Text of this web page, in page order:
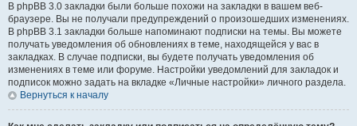
В phpBB 3.0 закладки были больше похожи на закладки в вашем веб-
браузере. Вы не получали предупреждений о произошедших изменениях.
В phpBB 3.1 закладки больше напоминают подписки на темы. Вы можете
получать уведомления об обновлениях в теме, находящейся у вас в
закладках. В случае подписки, вы будете получать уведомления об
изменениях в теме или форуме. Настройки уведомлений для закладок и
подписок можно задать на вкладке «Личные настройки» личного раздела.
Вернуться к началу